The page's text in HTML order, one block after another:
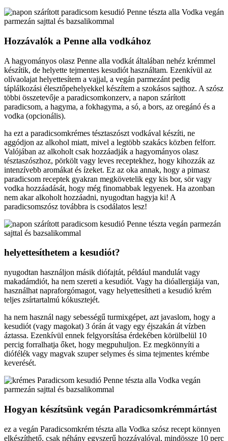
Hozzávalók a Penne alla vodkához
A hagyományos olasz Penne alla vodkát általában nehéz krémmel
készítik, de helyette tejmentes kesudiót használtam. Ezenkívül az
olívaolajat helyettesítem a vajjal, a vegán parmezánt pedig
táplálkozási élesztőpehelyekkel készítem a szokásos sajthoz. A szósz
többi összetevője a paradicsomkonzerv, a napon szárított
paradicsom, a hagyma, a fokhagyma, a só, a bors, az oregánó és a
vodka (opcionális).
ha ezt a paradicsomkrémes tésztaszószt vodkával készíti, ne
aggódjon az alkohol miatt, mivel a legtöbb szakács közben felforr.
Valójában az alkoholt csak hozzáadják a hagyományos olasz
tésztaszószhoz, pörkölt vagy leves receptekhez, hogy kihozzák az
intenzívebb aromákat és ízeket. Ez az oka annak, hogy a pimasz
paradicsom receptek gyakran megkövetelik egy kis bor, sör vagy
vodka hozzáadását, hogy még finomabbak legyenek. Ha azonban
nem akar alkoholt hozzáadni, nyugodtan hagyja ki! A
paradicsomszósz továbbra is csodálatos lesz!
helyettesíthetem a kesudiót?
nyugodtan használjon másik diófajtát, például mandulát vagy
makadámdiót, ha nem szereti a kesudiót. Vagy ha dióallergiája van,
használhat napraforgómagot, vagy helyettesítheti a kesudió krém
teljes zsírtartalmú kókusztejét.
ha nem használ nagy sebességű turmixgépet, azt javaslom, hogy a
kesudiót (vagy magokat) 3 órán át vagy egy éjszakán át vízben
áztassa. Ezenkívül ennek felgyorsítása érdekében körülbelül 10
percig forralhatja őket, hogy megpuhuljon. Ez megkönnyíti a
diófélék vagy magvak szuper selymes és sima tejmentes krémbe
keverését.
Hogyan készítsünk vegán Paradicsomkrémmártást
ez a vegán Paradicsomkrém tészta alla Vodka szósz recept könnyen
elkészíthető, csak néhány egyszerű hozzávalóval, mindössze 10 perc